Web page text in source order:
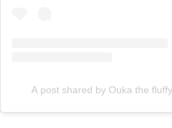
A post shared by Ouka the